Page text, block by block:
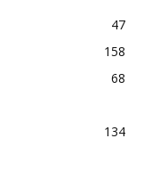
47
158
68
134